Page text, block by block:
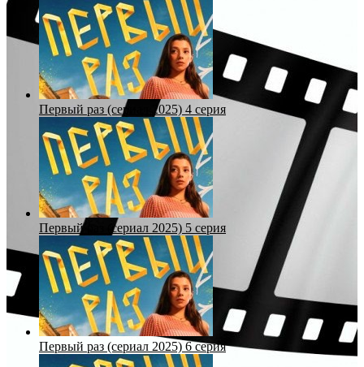
Первый раз (сериал 2025) 4 серия
Первый раз (сериал 2025) 5 серия
Первый раз (сериал 2025) 6 серия